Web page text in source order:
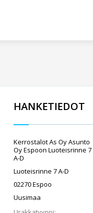
HANKETIEDOT
Kerrostalot As Oy Asunto
Oy Espoon Luoteisrinne 7
A-D
Luoteisrinne 7 A-D
02270 Espoo
Uusimaa